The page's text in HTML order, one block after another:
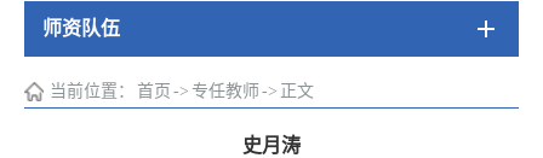
师资队伍
当前位置： 首页 -> 专任教师 -> 正文
史月涛